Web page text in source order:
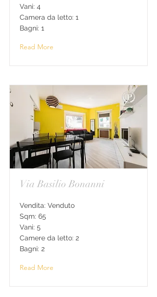
Vani: 4
Camera da letto: 1
Bagni: 1
Read More
Via Basilio Bonanni
Vendita: Venduto
Sqm: 65
Vani: 5
Camere da letto: 2
Bagni: 2
Read More